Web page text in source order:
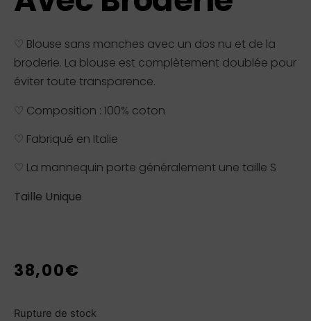
♡ Blouse sans manches avec un dos nu et de la
broderie. La blouse est complètement doublée pour
éviter toute transparence.
♡ Composition : 100% coton
♡ Fabriqué en Italie
♡ La mannequin porte généralement une taille S
Taille Unique
38,00€
Rupture de stock